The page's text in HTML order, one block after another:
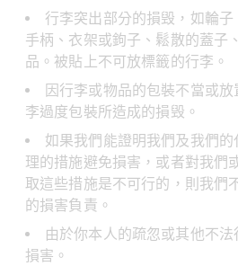
行李突出部分的損毁，如輪
手柄、衣架或鉤子、鬆散的蓋子
品。被貼上不可放標籤的行李。
因行李或物品的包裝不當或
李過度包裝所造成的損毁。
如果我們能證明我們及我們
理的措施避免損害，或者對我們
取這些措施是不可行的，則我們
的損害負責。
由於你本人的疏忽或其他不
損害。